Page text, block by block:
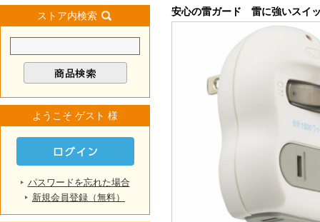
ストア内検索
ようこそ ゲスト 様
パスワードを忘れた場合
新規会員登録（無料）
安心の雷ガード 雷に強いスイ